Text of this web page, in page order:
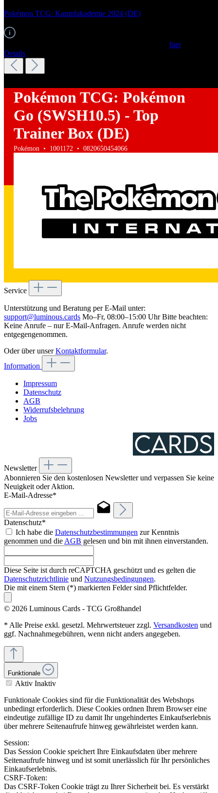
Pokémon TCG: Kampfakademie 2024 (DE)
hieran.
Details
Pokémon TCG: Pokémon
Go (SWSH10.5) - Top
Trainer Box (DE)
Pokémon • 1001172 • 0820650454066
Service
Unterstützung und Beratung per E-Mail unter:
support@luminous.cards Mo–Fr, 08:00–15:00 Uhr Bitte beachten:
Keine Anrufe – nur E-Mail-Anfragen. Anrufe werden nicht
entgegengenommen.
Oder über unserKontaktformular.
Information
Impressum
Datenschutz
AGB
Widerrufsbelehrung
Jobs
Newsletter
Abonnieren Sie den kostenlosen Newsletter und verpassen Sie keine
Neuigkeit oder Aktion.
E-Mail-Adresse*
Datenschutz*
Ich habe die Datenschutzbestimmungen zur Kenntnis
genommen und die AGB gelesen und bin mit ihnen einverstanden.
Diese Seite ist durch reCAPTCHA geschützt und es gelten die
Datenschutzrichtlinie und Nutzungsbedingungen.
Die mit einem Stern (*) markierten Felder sind Pflichtfelder.
© 2026 Luminous Cards - TCG Großhandel
* Alle Preise exkl. gesetzl. Mehrwertsteuer zzgl. Versandkosten und
ggf. Nachnahmegebühren, wenn nicht anders angegeben.
Funktionale
Aktiv Inaktiv
Funktionale Cookies sind für die Funktionalität des Webshops
unbedingt erforderlich. Diese Cookies ordnen Ihrem Browser eine
eindeutige zufällige ID zu damit Ihr ungehindertes Einkaufserlebnis
über mehrere Seitenaufrufe hinweg gewährleistet werden kann.
Session:
Das Session Cookie speichert Ihre Einkaufsdaten über mehrere
Seitenaufrufe hinweg und ist somit unerlässlich für Ihr persönliches
Einkaufserlebnis.
CSRF-Token:
Das CSRF-Token Cookie trägt zu Ihrer Sicherheit bei. Es verstärkt